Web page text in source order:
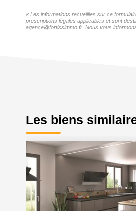
« Les informations recueillies sur ce
prescriptions légales applicables et sont
agence@fortissimmo.fr. Nous vous
Les biens